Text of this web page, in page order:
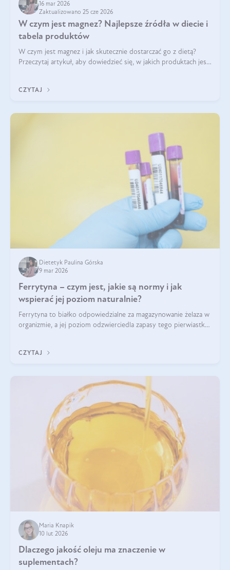
16 mar 2026
Zaktualizowano 25 cze 2026
W czym jest magnez? Najlepsze źródła w diecie i
tabela produktów
W czym jest magnez i jak skutecznie dostarczać go z dietą?
Przeczytaj artykuł, aby dowiedzieć się, w jakich produktach jest
CZYTAJ
Dietetyk Paulina Górska
9 mar 2026
Ferrytyna – czym jest, jakie są normy i jak
wspierać jej poziom naturalnie?
Ferrytyna to białko odpowiedzialne za magazynowanie żelaza w
organizmie, a jej poziom odzwierciedla zapasy tego pierwiastka.
funkcjonowanie (
CZYTAJ
Maria Knapik
10 lut 2026
Dlaczego jakość oleju ma znaczenie w
suplementach?